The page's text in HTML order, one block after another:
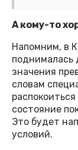
А кому-то
Напомним, в
поднималась
значения
словам
состояние
Это будет
условий.